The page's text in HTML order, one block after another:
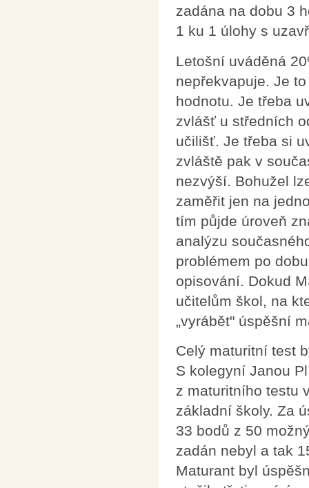
zadána na dobu 3
1 ku 1 úlohy s
Letošní uváděná
nepřekvapuje. Je
hodnotu. Je třeba
zvlášť u středních
učilišť. Je třeba si
zvláště pak v
nezvýší. Bohužel
zaměřit jen na
tím půjde úroveň
analýzu
problémem po
opisování. Dokud
učitelům škol, na
„vyrábět" úspěšní
Celý maturitní test
S kolegyní Janou
z maturitního testu
základní školy. Za
33 bodů z 50
zadán nebyl a tak
Maturant byl